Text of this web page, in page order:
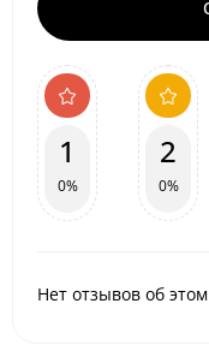
1
0%
2
0%
Нет отзывов об